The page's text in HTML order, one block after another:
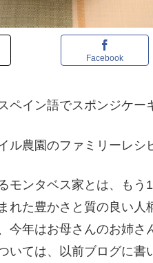
Facebook
ペイン語でスポンジケー
ル農園のファミリーレシ
モンタベス家とは、も
れた豊かさと質の良い
今年はお母さんのお姉
いては、以前ブログに